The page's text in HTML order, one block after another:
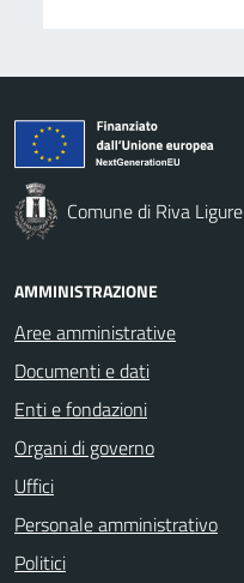
Comune di Riva Ligure
AMMINISTRAZIONE
Aree amministrative
Documenti e dati
Enti e fondazioni
Organi di governo
Uffici
Personale amministrativo
Politici